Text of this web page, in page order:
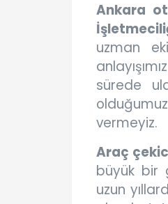
Ankara
uzman
sürede
vermeyiz.
Araç
büyük bir
uzun